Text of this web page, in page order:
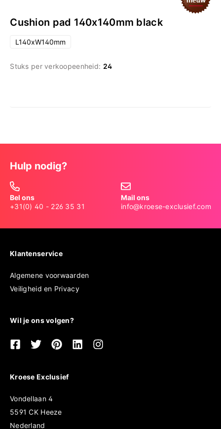
Cushion pad 140x140mm black
L140xW140mm
Stuks per verkoopeenheid: 24
Hulp nodig?
Bel ons
+31(0) 40 - 226 35 31
Mail ons
info@kroese-exclusief.com
Klantenservice
Algemene voorwaarden
Veiligheid en Privacy
Wil je ons volgen?
Kroese Exclusief
Vondellaan 4
5591 CK Heeze
Nederland